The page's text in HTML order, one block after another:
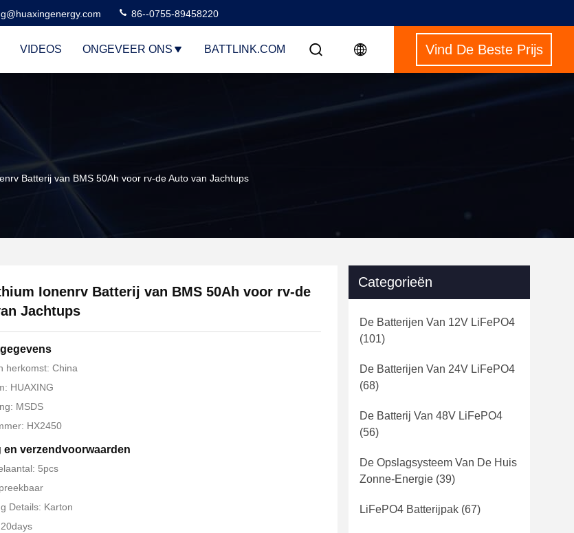
86--0755-89458220
VIDEOS ONGEVEER ONS BATTLINK.COM Vind De Beste Prijs
Batterij van BMS 50Ah voor rv-de Auto van Jachtups
Ionenrv Batterij van BMS 50Ah voor rv-de
Jachtups
herkomst: China
HUAXING
MSDS
HX2450
en verzendvoorwaarden
5pcs
Details: Karton
Categorieën
De Batterijen Van 12V LiFePO4
(101)
De Batterijen Van 24V LiFePO4
(68)
De Batterij Van 48V LiFePO4
(56)
De Opslagsysteem Van De Huis
Zonne-Energie (39)
LiFePO4 Batterijpak (67)